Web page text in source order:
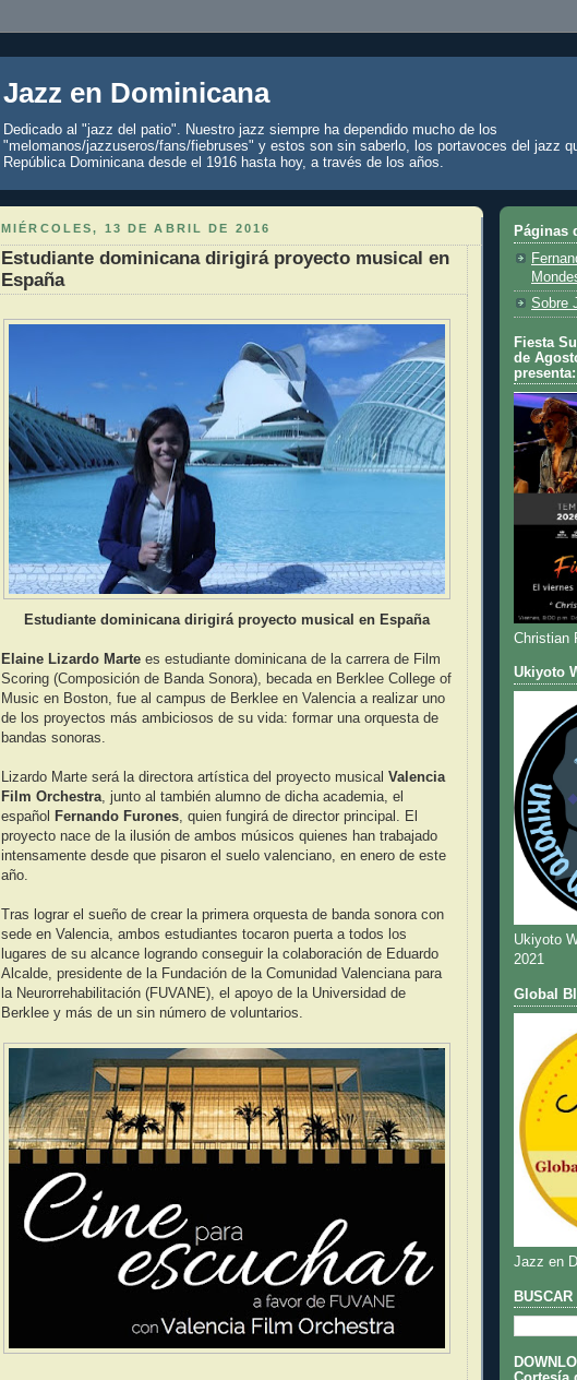
Jazz en Dominicana
Dedicado al "jazz del patio". Nuestro jazz siempre ha dependido mucho de los
"melomanos/jazzuseros/fans/fiebruses" y estos son sin saberlo, los portavoces del jazz
República Dominicana desde el 1916 hasta hoy, a través de los años.
MIÉRCOLES, 13 DE ABRIL DE 2016
Estudiante dominicana dirigirá proyecto musical en
España
Estudiante dominicana dirigirá proyecto musical en España
Elaine Lizardo Marte es estudiante dominicana de la carrera de Film
Scoring (Composición de Banda Sonora), becada en Berklee College of
Music en Boston, fue al campus de Berklee en Valencia a realizar uno
de los proyectos más ambiciosos de su vida: formar una orquesta de
bandas sonoras.
Lizardo Marte será la directora artística del proyecto musical Valencia
Film Orchestra, junto al también alumno de dicha academia, el
español
Fernando Furones, quien fungirá de director principal. El
proyecto nace de la ilusión de ambos músicos quienes han trabajado
intensamente desde que pisaron el suelo valenciano, en enero de este
año.
Tras lograr el sueño de crear la primera orquesta de banda sonora con
sede en Valencia, ambos estudiantes tocaron puerta a todos los
lugares de su alcance logrando conseguir la colaboración de Eduardo
Alcalde, presidente de la Fundación de la Comunidad Valenciana para
la Neurorrehabilitación (FUVANE), el apoyo de la Universidad de
Berklee y más de un sin número de voluntarios.
Páginas
Sobre
Fiesta
de
presenta:
Christian
Ukiyoto
Ukiyoto
2021
Global
Jazz en